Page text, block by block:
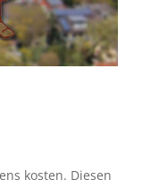
kosten. Diesen